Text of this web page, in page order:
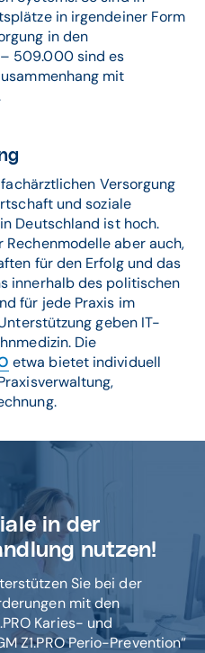
in irgendeiner Form
in den
509.000 sind es
mit
Versorgung
und soziale
Deutschland ist hoch.
aber auch,
für den Erfolg und das
innerhalb des politischen
für jede Praxis im
geben IT-
Die
etwa bietet individuell
in der
nutzen!
Sie bei der
mit den
Karies- und
Z1.PRO Perio-Prevention“